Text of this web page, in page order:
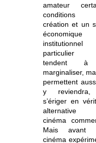
amateur
conditions
création et un
institutionnel
particulier
tendent
marginaliser,
permettent
y
s’ériger en
alternative
cinéma
Mais avant
cinéma